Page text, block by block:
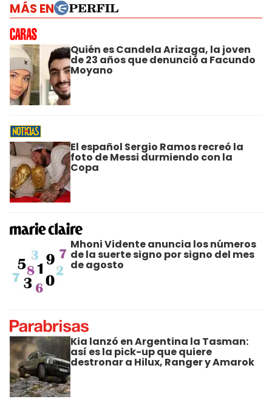
MÁS EN
Quién es Candela Arizaga, la joven
de 23 años que denunció a Facundo
Moyano
El español Sergio Ramos recreó la
foto de Messi durmiendo con la
Copa
Mhoni Vidente anuncia los números
de la suerte signo por signo del mes
de agosto
Kia lanzó en Argentina la Tasman:
así es la pick-up que quiere
destronar a Hilux, Ranger y Amarok